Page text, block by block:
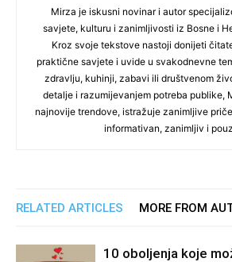
Mirza je iskusni novinar i autor
savjete, kulturu i zanimljivosti iz Bosne i
Kroz svoje tekstove nastoji donijeti
praktične savjete i uvide u svakodnevne
zdravlju, kuhinji, zabavi ili društvenom
detalje i razumijevanjem potreba publike,
najnovije trendove, istražuje zanimljive
informativan, zanimljiv i
RELATED ARTICLES MORE FROM
10 oboljenja koje